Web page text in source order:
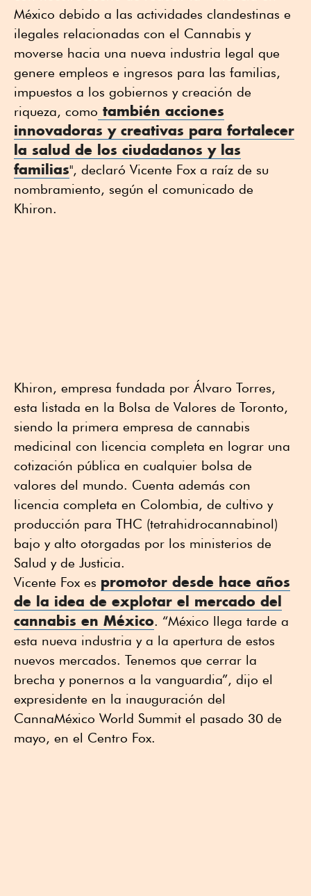
México debido a las actividades clandestinas e
ilegales relacionadas con el Cannabis y
moverse hacia una nueva industria legal que
genere empleos e ingresos para las familias,
impuestos a los gobiernos y creación de
riqueza, como también acciones
innovadoras y creativas para fortalecer
la salud de los ciudadanos y las
familias", declaró Vicente Fox a raíz de su
nombramiento, según el comunicado de
Khiron.
Khiron, empresa fundada por Álvaro Torres,
esta listada en la Bolsa de Valores de Toronto,
siendo la primera empresa de cannabis
medicinal con licencia completa en lograr una
cotización pública en cualquier bolsa de
valores del mundo. Cuenta además con
licencia completa en Colombia, de cultivo y
producción para THC (tetrahidrocannabinol)
bajo y alto otorgadas por los ministerios de
Salud y de Justicia.
Vicente Fox es promotor desde hace años
de la idea de explotar el mercado del
cannabis en México. “México llega tarde a
esta nueva industria y a la apertura de estos
nuevos mercados. Tenemos que cerrar la
brecha y ponernos a la vanguardia”, dijo el
expresidente en la inauguración del
CannaMéxico World Summit el pasado 30 de
mayo, en el Centro Fox.